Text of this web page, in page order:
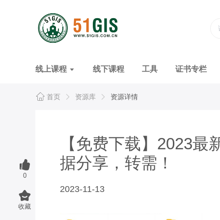
线上课程 线下课程 工具 证书专栏
首页 资源库 资源详情
0
收藏
【免费下载】2023
据分享，转需！
2023-11-13